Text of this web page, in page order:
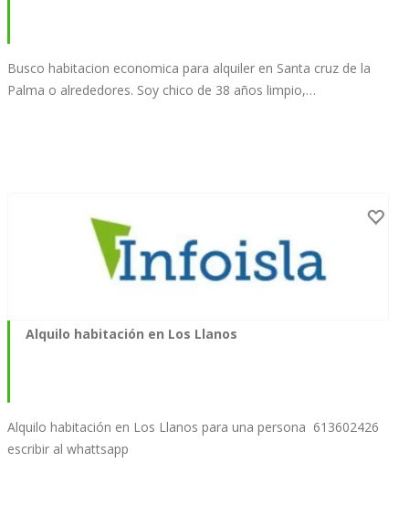
Busco habitacion economica para alquiler en Santa cruz de la
Palma o alrededores. Soy chico de 38 años limpio,…
Alquilo habitación en Los Llanos
Alquilo habitación en Los Llanos para una persona 613602426
escribir al whattsapp